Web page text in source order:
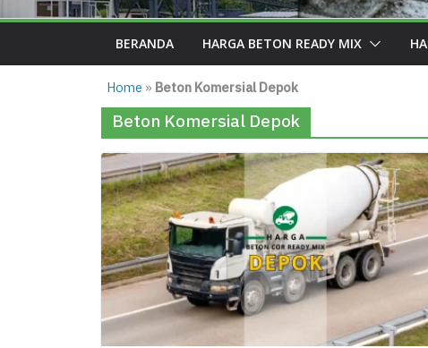
BERANDA HARGA BETON READY MIX
Home » Beton Komersial Depok
Beton Komersial Depok